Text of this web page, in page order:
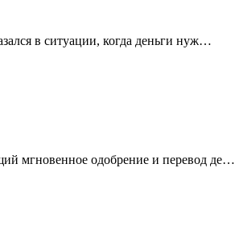
в ситуации, когда деньги нуж…
мгновенное одобрение и перевод де…